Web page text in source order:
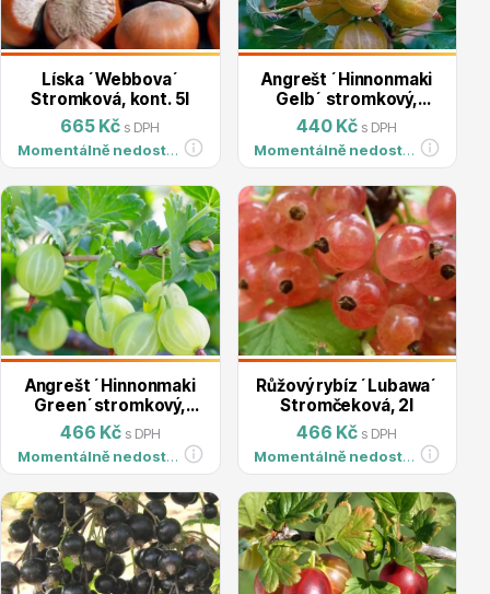
Listnaté stromy
Bambusy
Dekorace
Líska ´Webbova´
Stromková, kont. 5l
665 Kč s DPH
Momentálně nedostupné
Angrešt ´Hinnonmaki
Gelb´ stromkový,
kont. 2l
440 Kč s DPH
Momentálně nedostupné
Angrešt ´Hinnonmaki
Green´stromkový,
kont. 2l
466 Kč s DPH
Momentálně nedostupné
Růžový rybíz ´Lubawa´
Stromčeková, 2l
466 Kč s DPH
Momentálně nedostupné